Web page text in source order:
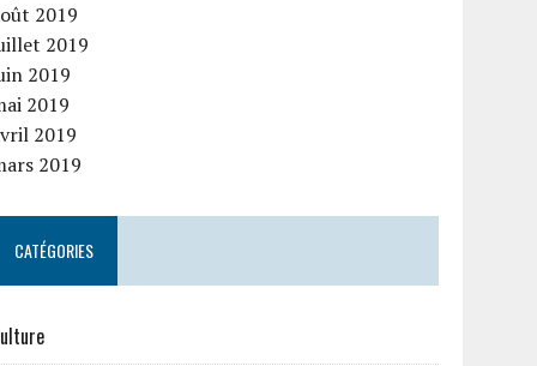
2019
2019
2019
2019
2019
2019
CATÉGORIES